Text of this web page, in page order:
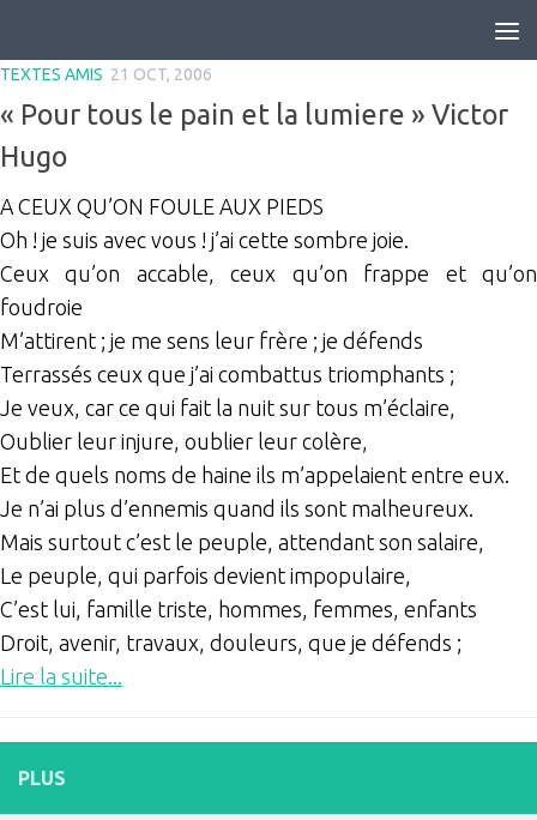
TEXTES AMIS 21 OCT, 2006
« Pour tous le pain et la lumiere » Victor
Hugo
A CEUX QU’ON FOULE AUX PIEDS
Oh ! je suis avec vous ! j’ai cette sombre joie.
Ceux qu’on accable, ceux qu’on frappe et qu’on
foudroie
M’attirent ; je me sens leur frère ; je défends
Terrassés ceux que j’ai combattus triomphants ;
Je veux, car ce qui fait la nuit sur tous m’éclaire,
Oublier leur injure, oublier leur colère,
Et de quels noms de haine ils m’appelaient entre eux.
Je n’ai plus d’ennemis quand ils sont malheureux.
Mais surtout c’est le peuple, attendant son salaire,
Le peuple, qui parfois devient impopulaire,
C’est lui, famille triste, hommes, femmes, enfants
Droit, avenir, travaux, douleurs, que je défends ;
Lire la suite...
PLUS